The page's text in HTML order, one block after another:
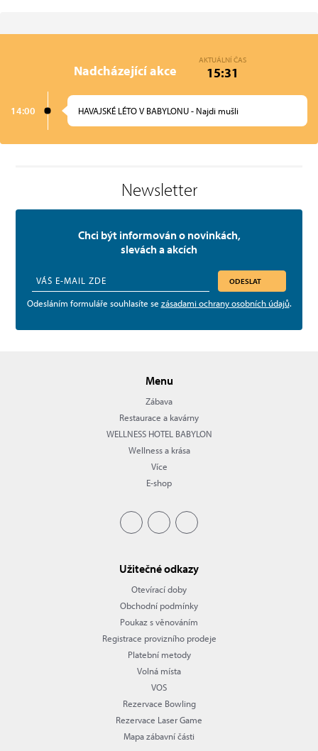
Nadcházející akce
AKTUÁLNÍ ČAS
15:31
14:00 HAVAJSKÉ LÉTO V BABYLONU - Najdi mušli
Newsletter
Chci být informován o novinkách,
slevách a akcích
ODESLAT
Odesláním formuláře souhlasíte se zásadami ochrany osobních údajů.
Menu
Zábava
Restaurace a kavárny
WELLNESS HOTEL BABYLON
Wellness a krása
Více
E-shop
Užitečné odkazy
Otevírací doby
Obchodní podmínky
Poukaz s věnováním
Registrace provizního prodeje
Platební metody
Volná místa
VOS
Rezervace Bowling
Rezervace Laser Game
Mapa zábavní části